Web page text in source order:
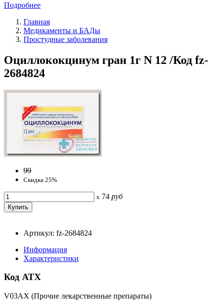
Подробнее
Главная
Медикаменты и БАДы
Простудные заболевания
Оциллококцинум гран 1г N 12 /Код fz-
2684824
99
Скидка 25%
x 74 руб
Артикул: fz-2684824
Информация
Характеристики
Код АТХ
V03AX (Прочие лекарственные препараты)